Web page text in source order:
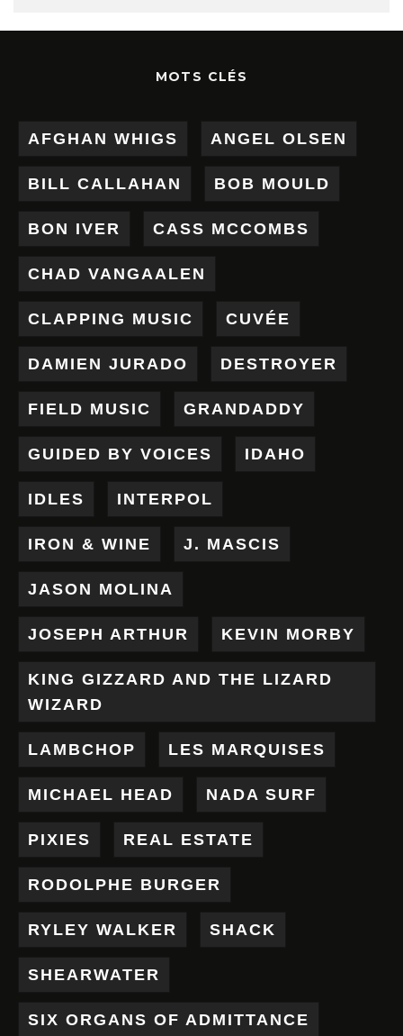
MOTS CLÉS
AFGHAN WHIGS ANGEL OLSEN
BILL CALLAHAN BOB MOULD
BON IVER CASS MCCOMBS
CHAD VANGAALEN
CLAPPING MUSIC CUVÉE
DAMIEN JURADO DESTROYER
FIELD MUSIC GRANDADDY
GUIDED BY VOICES IDAHO
IDLES INTERPOL
IRON & WINE J. MASCIS
JASON MOLINA
JOSEPH ARTHUR KEVIN MORBY
KING GIZZARD AND THE LIZARD
WIZARD
LAMBCHOP LES MARQUISES
MICHAEL HEAD NADA SURF
PIXIES REAL ESTATE
RODOLPHE BURGER
RYLEY WALKER SHACK
SHEARWATER
SIX ORGANS OF ADMITTANCE